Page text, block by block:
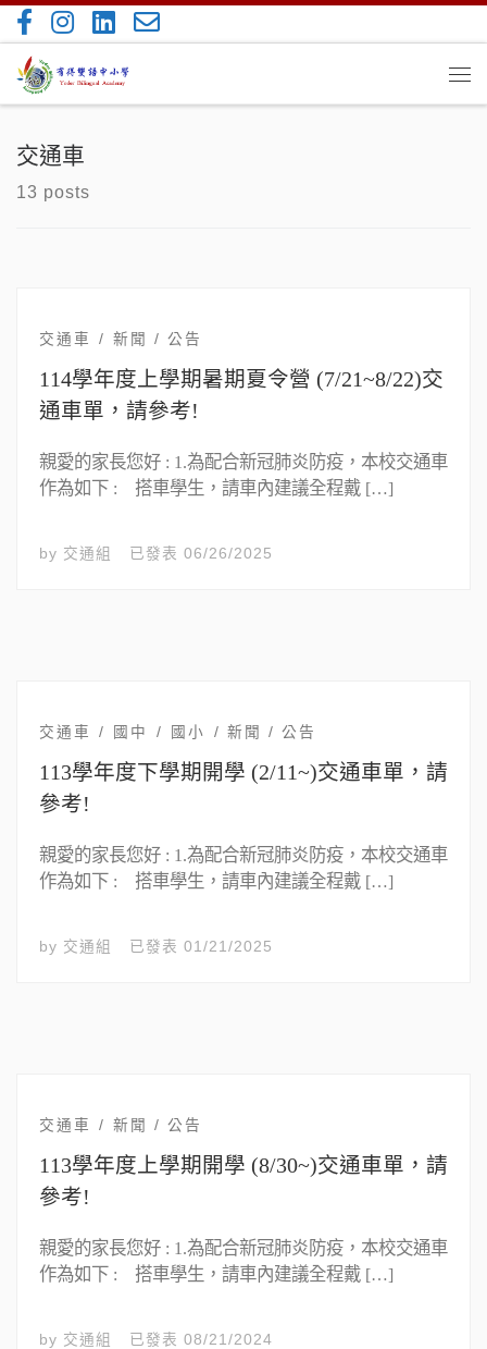
Skip to content
交通車
13 posts
交通車 新聞 / 公告
114學年度上學期暑期夏令營 (7/21~8/22)交
通車單，請參考!
親愛的家長您好 : 1.為配合新冠肺炎防疫，本校交通車
作為如下 : 搭車學生，請車內建議全程戴 […]
by 交通組 已發表 06/26/2025
交通車 國中 國小 新聞 / 公告
113學年度下學期開學 (2/11~)交通車單，請
參考!
親愛的家長您好 : 1.為配合新冠肺炎防疫，本校交通車
作為如下 : 搭車學生，請車內建議全程戴 […]
by 交通組 已發表 01/21/2025
交通車 新聞 / 公告
113學年度上學期開學 (8/30~)交通車單，請
參考!
親愛的家長您好 : 1.為配合新冠肺炎防疫，本校交通車
作為如下 : 搭車學生，請車內建議全程戴 […]
by 交通組 已發表 08/21/2024